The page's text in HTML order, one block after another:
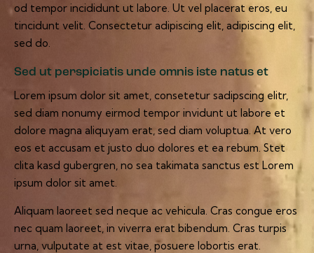
od tempor incididunt ut labore. Ut vel placerat eros, eu
tincidunt velit. Consectetur adipiscing elit, adipiscing elit,
sed do.
Sed ut perspiciatis unde omnis iste natus et
Lorem ipsum dolor sit amet, consetetur sadipscing elitr,
sed diam nonumy eirmod tempor invidunt ut labore et
dolore magna aliquyam erat, sed diam voluptua. At vero
eos et accusam et justo duo dolores et ea rebum. Stet
clita kasd gubergren, no sea takimata sanctus est Lorem
ipsum dolor sit amet.
Aliquam laoreet sed neque ac vehicula. Cras congue eros
nec quam laoreet, in viverra erat bibendum. Cras turpis
urna, vulputate at est vitae, posuere lobortis erat.